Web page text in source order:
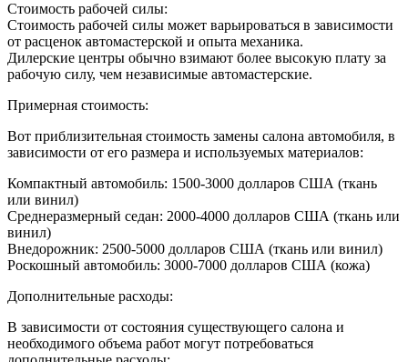
Стоимость рабочей силы:
Стоимость рабочей силы может варьироваться в зависимости
от расценок автомастерской и опыта механика.
Дилерские центры обычно взимают более высокую плату за
рабочую силу, чем независимые автомастерские.
Примерная стоимость:
Вот приблизительная стоимость замены салона автомобиля, в
зависимости от его размера и используемых материалов:
Компактный автомобиль: 1500-3000 долларов США (ткань
или винил)
Среднеразмерный седан: 2000-4000 долларов США (ткань или
винил)
Внедорожник: 2500-5000 долларов США (ткань или винил)
Роскошный автомобиль: 3000-7000 долларов США (кожа)
Дополнительные расходы:
В зависимости от состояния существующего салона и
необходимого объема работ могут потребоваться